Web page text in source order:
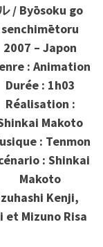
/ Byōsoku go
senchimētoru
2007 – Japon
: Animation
Durée : 1h03
Réalisation :
Makoto
: Tenmon
: Shinkai
Makoto
Kenji,
et Mizuno Risa